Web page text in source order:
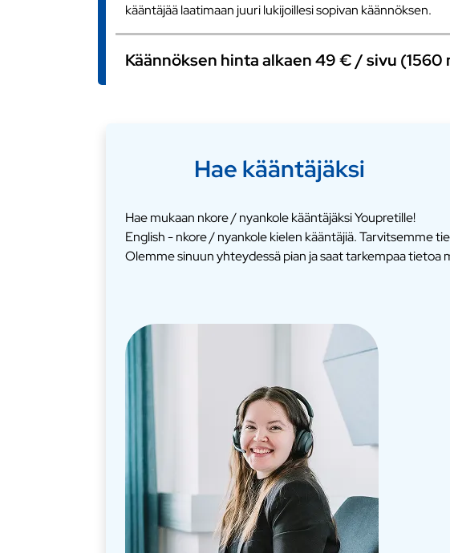
kääntäjää laatimaan juuri lukijoillesi sopivan käännöksen.
Käännöksen hinta alkaen 49 € / sivu (1560
Hae kääntäjäksi
Hae mukaan nkore / nyankole kääntäjäksi Youpretille!
English - nkore / nyankole kielen kääntäjiä. Tarvitsemme
Olemme sinuun yhteydessä pian ja saat tarkempaa tietoa